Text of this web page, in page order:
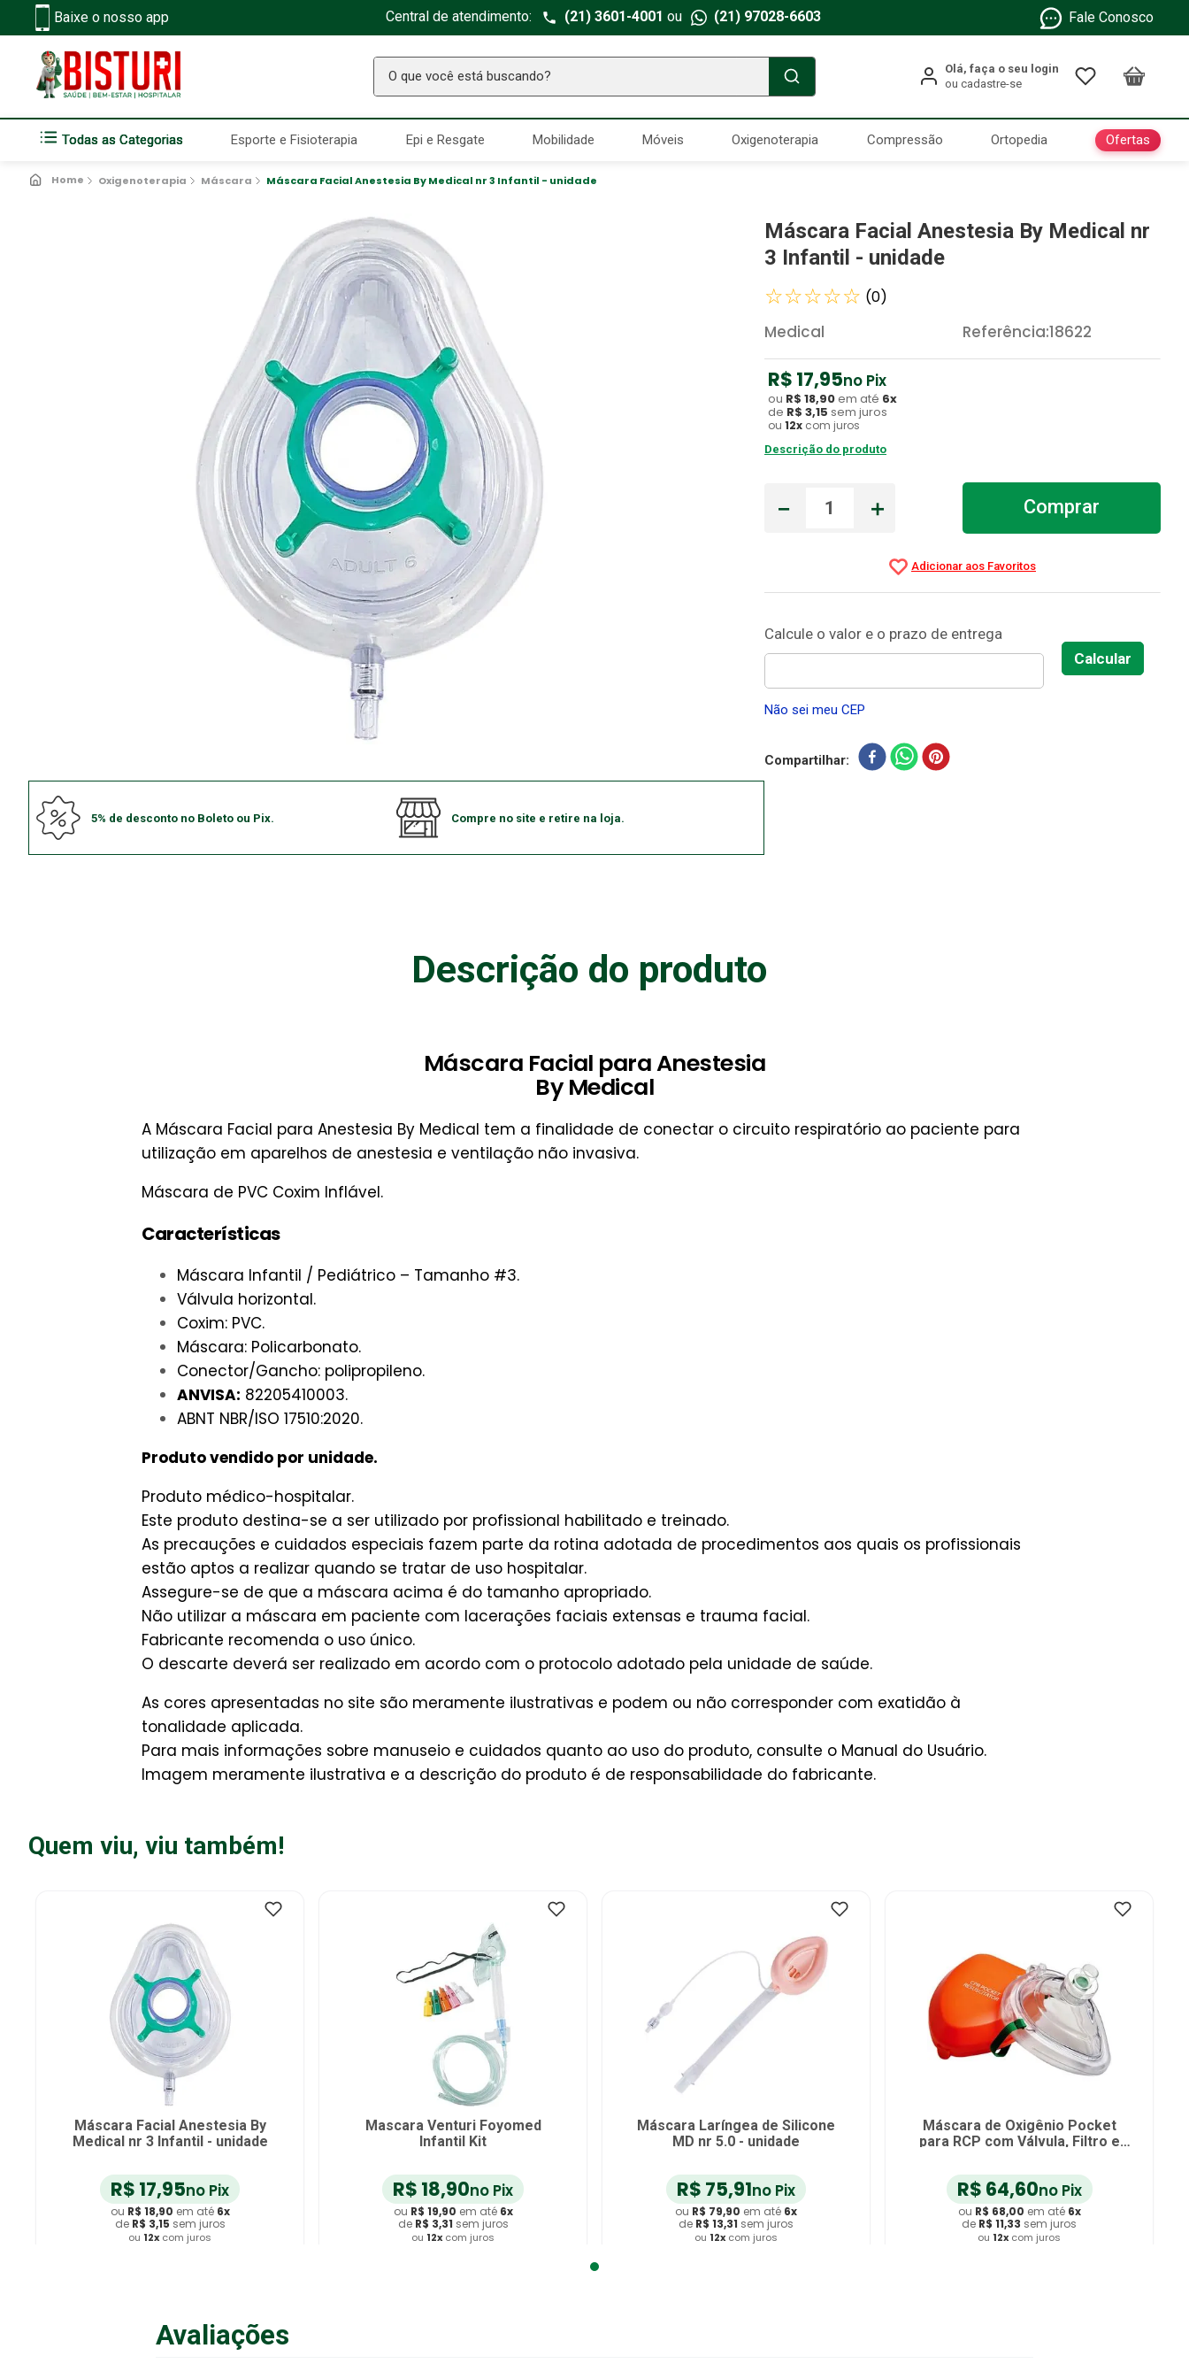
Baixe o nosso app Central de atendimento: (21) 3601-4001 ou (21) 97028-6603 Fale Conosco
O que você está buscando?
Todas as Categorias Esporte e Fisioterapia Epi e Resgate Mobilidade Móveis Oxigenoterapia Compressão Ortopedia Ofertas
Oxigenoterapia Máscara Máscara Facial Anestesia By Medical nr 3 Infantil - unidade
5% de desconto no Boleto ou Pix. Compre no site e retire na loja.
Máscara Facial Anestesia By Medical nr
3 Infantil - unidade
☆☆☆☆☆ (0)
Medical Referência:18622
R$ 17,95no Pix
ou R$ 18,90em até 6x
de R$ 3,15 sem juros
ou 12x com juros
Descrição do produto
＋
－ Comprar
Não sei meu CEP
Compartilhar
Descrição do produto
Máscara Facial para Anestesia
By Medical
A Máscara Facial para Anestesia By Medical tem a finalidade de conectar o circuito respiratório ao paciente para
utilização em aparelhos de anestesia e ventilação não invasiva.
Máscara de PVC Coxim Inflável.
Características
Máscara Infantil / Pediátrico – Tamanho #3.
Válvula horizontal.
Coxim: PVC.
Máscara: Policarbonato.
Conector/Gancho: polipropileno.
ANVISA: 82205410003.
ABNT NBR/ISO 17510:2020.
Produto vendido por unidade.
Produto médico-hospitalar.
Este produto destina-se a ser utilizado por profissional habilitado e treinado.
As precauções e cuidados especiais fazem parte da rotina adotada de procedimentos aos quais os profissionais
estão aptos a realizar quando se tratar de uso hospitalar.
Assegure-se de que a máscara acima é do tamanho apropriado.
Não utilizar a máscara em paciente com lacerações faciais extensas e trauma facial.
Fabricante recomenda o uso único.
O descarte deverá ser realizado em acordo com o protocolo adotado pela unidade de saúde.
As cores apresentadas no site são meramente ilustrativas e podem ou não corresponder com exatidão à
tonalidade aplicada.
Para mais informações sobre manuseio e cuidados quanto ao uso do produto, consulte o Manual do Usuário.
Imagem meramente ilustrativa e a descrição do produto é de responsabilidade do fabricante.
Quem viu, viu também!
Máscara Facial Anestesia By
Medical nr 3 Infantil - unidade
R$ 17,95no Pix
ou R$ 18,90 em até 6x
de R$ 3,15 sem juros
ou 12x com juros
Mascara Venturi Foyomed
Infantil Kit
R$ 18,90no Pix
ou R$ 19,90 em até 6x
de R$ 3,31 sem juros
ou 12x com juros
Máscara Laríngea de Silicone
MD nr 5.0 - unidade
R$ 75,91no Pix
ou R$ 79,90 em até 6x
de R$ 13,31 sem juros
ou 12x com juros
Máscara de Oxigênio Pocket
para RCP com Válvula, Filtro e
R$ 64,60no Pix
ou R$ 68,00 em até 6x
de R$ 11,33 sem juros
ou 12x com juros
Avaliações
TERMOS MAIS BUSCADOS
Seringa Insulina
2º Fralda Geriatrica
4º Estetoscopio Littmann
5º Aparelho Pressão
Littmann
Absorvente Geriatrico
Gaze Esteril
9º Cadeira Banho
º Gaze